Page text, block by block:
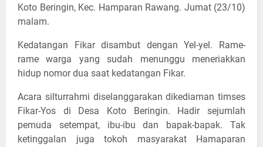
Koto Beringin, Kec. Hamparan Rawang. Jumat (23/10)
malam.
Kedatangan Fikar disambut dengan Yel-yel. Rame-
rame warga yang sudah menunggu meneriakkan
hidup nomor dua saat kedatangan Fikar.
Acara silturrahmi diselanggarakan dikediaman timses
Fikar-Yos di Desa Koto Beringin. Hadir sejumlah
pemuda setempat, ibu-ibu dan bapak-bapak. Tak
ketinggalan juga tokoh masyarakat Hamaparan